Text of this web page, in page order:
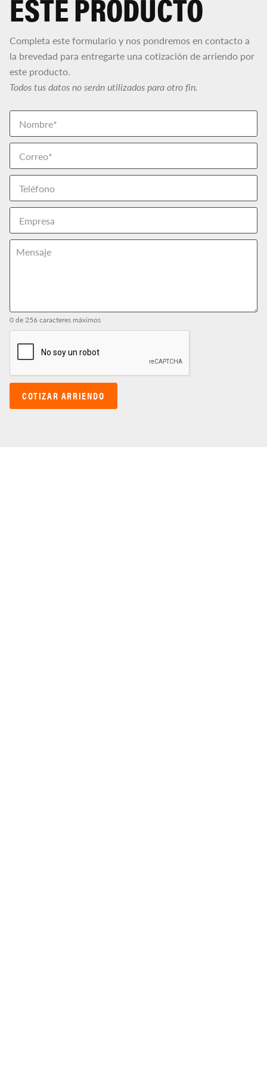
Completa este formulario y nos pondremos en contacto a
la brevedad para entregarte una cotización de arriendo por
este producto.
Todos tus datos no serán utilizados para otro fin.
Instagram
Este
campo
un
validación
y
debe
Nombre(Obligatorio)
Nombre
Correo
electrónico
Teléfono
Empresa
Mensaje
0 de 256 caracteres máximos
reCAPTCHA